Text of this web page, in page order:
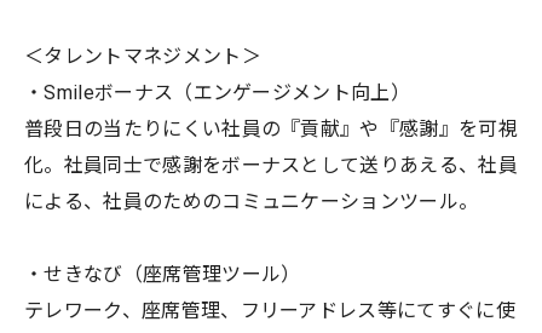
＜タレントマネジメント＞
・Smileボーナス（エンゲージメント向上）
普段日の当たりにくい社員の『貢献』や『感謝』を可視
化。社員同士で感謝をボーナスとして送りあえる、社員
による、社員のためのコミュニケーションツール。
・せきなび（座席管理ツール）
テレワーク、座席管理、フリーアドレス等にてすぐに使